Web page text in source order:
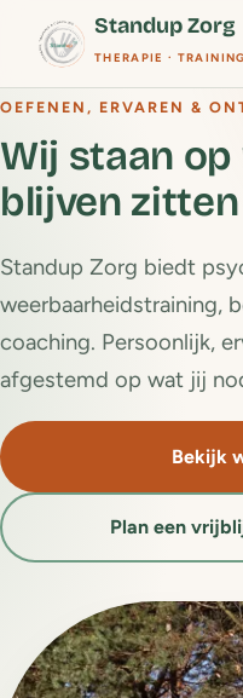
Standup Zorg
THERAPIE ·
OEFENEN, ERVAREN &
Wij staan
blijven zitten
Standup Zorg biedt
weerbaarheidstraining,
coaching. Persoonlijk,
afgestemd op wat jij
Bekijk
Plan een